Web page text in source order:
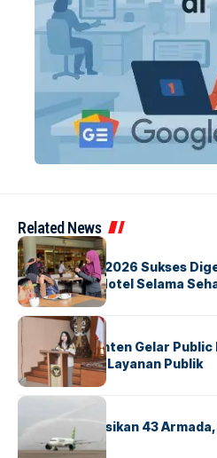
Related News
BERITAINDEX
GM For A Day 2026 Sukses
Operasional Hotel Selama
BANDARA BERITA
Karantina Banten Gelar
Transparansi Layanan Publik
BANDARA
Citilink Operasikan 43
Nasional